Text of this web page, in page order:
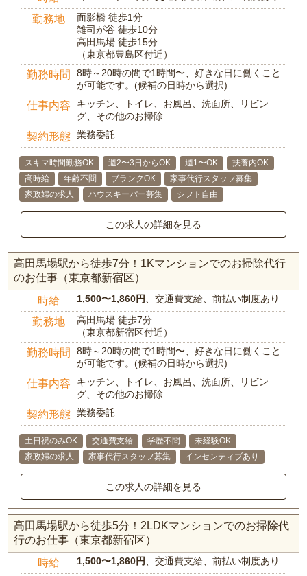
勤務地
面影橋 徒歩1分
雑司が谷 徒歩10分
高田馬場 徒歩15分
（東京都豊島区付近）
勤務時間
8時～20時の間で1時間〜、好きな日に働くこと
が可能です。(候補の日時から選択)
仕事内容
キッチン、トイレ、お風呂、洗面所、リビン
グ、その他のお掃除
契約形態 業務委託
スキマ時間勤務OK 週2〜3日からOK 週1〜OK
扶養内OK
高時給
年齢不問 ブランクOK
家事代行スタッフ募集
家政婦の求人
ハウスキーパー募集 シフト自由
この求人の詳細を見る
高田馬場駅から徒歩7分！1Kマンションでのお掃除代行
のお仕事（東京都新宿区）
時給 1,500〜1,860円、交通費支給、前払い制度あり
勤務地
高田馬場 徒歩7分
（東京都新宿区付近）
勤務時間
8時～20時の間で1時間〜、好きな日に働くこと
が可能です。(候補の日時から選択)
仕事内容
キッチン、トイレ、お風呂、洗面所、リビン
グ、その他のお掃除
契約形態 業務委託
土日祝のみOK 交通費支給 学歴不問
未経験OK
家政婦の求人
家事代行スタッフ募集 インセンティブあり
この求人の詳細を見る
高田馬場駅から徒歩5分！2LDKマンションでのお掃除代
行のお仕事（東京都新宿区）
時給 1,500〜1,860円、交通費支給、前払い制度あり